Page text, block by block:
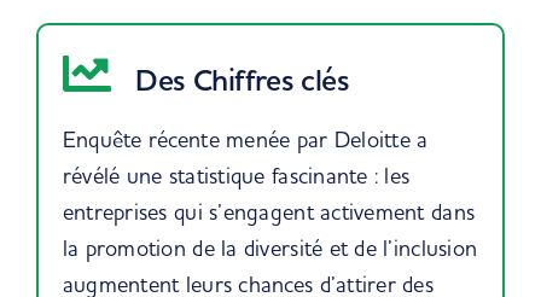
Des Chiffres clés
Enquête récente menée par Deloittea
révélé une statistique fascinante : les
entreprises qui s’engagent activement dans
la promotion de la diversité et de l’inclusion
augmentent leurs chances d’attirer des